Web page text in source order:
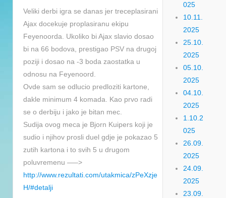
Veliki derbi igra se danas jer treceplasirani
Ajax docekuje proplasiranu ekipu
Feyenoorda. Ukoliko bi Ajax slavio dosao
bi na 66 bodova, prestigao PSV na drugoj
poziji i dosao na -3 boda zaostatka u
odnosu na Feyenoord.
Ovde sam se odlucio predloziti kartone,
dakle minimum 4 komada. Kao prvo radi
se o derbiju i jako je bitan mec.
Sudija ovog meca je Bjorn Kuipers koji je
sudio i njihov prosli duel gdje je pokazao 5
zutih kartona i to svih 5 u drugom
poluvremenu —–>
http://www.rezultati.com/utakmica/zPeXzje
H/#detalji
025
10.11.
2025
25.10.
2025
05.10.
2025
04.10.
2025
1.10.2
025
26.09.
2025
24.09.
2025
23.09.